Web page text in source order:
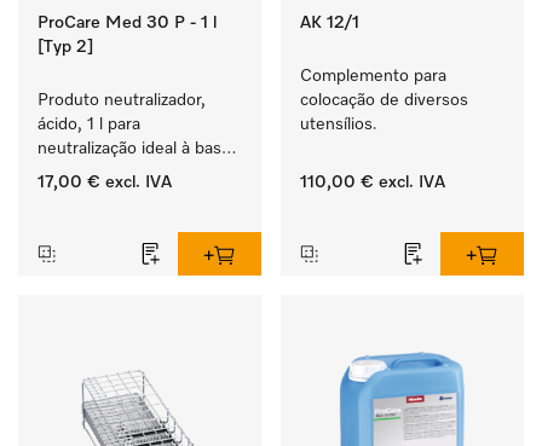
ProCare Med 30 P - 1 l
[Typ 2]
Produto neutralizador,
ácido, 1 l para
neutralização ideal à base
de ácidos inorgânicos.
17,00 € excl. IVA
AK 12/1
Complemento para
colocação de diversos
utensílios.
110,00 € excl. IVA